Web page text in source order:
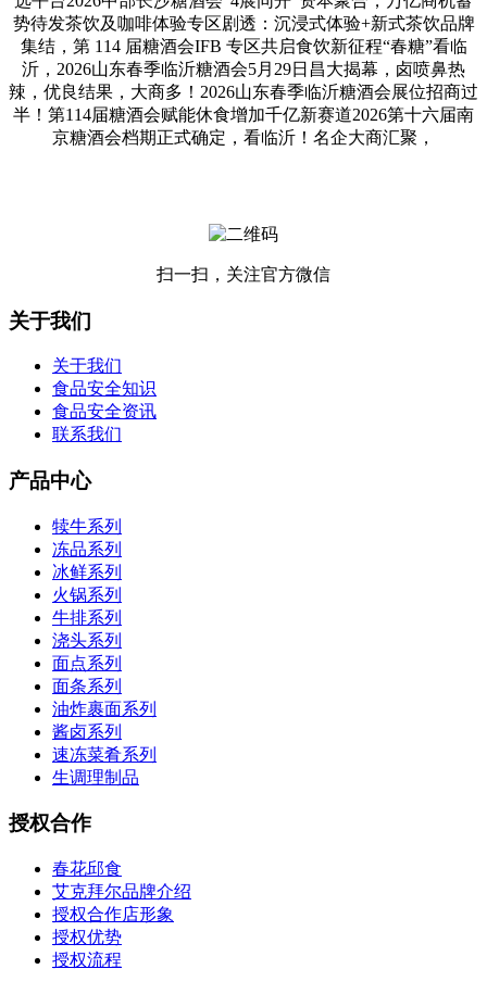
势待发茶饮及咖啡体验专区剧透：沉浸式体验+新式茶饮品牌
集结，第 114 届糖酒会IFB 专区共启食饮新征程“春糖”看临
沂，2026山东春季临沂糖酒会5月29日昌大揭幕，卤喷鼻热
辣，优良结果，大商多！2026山东春季临沂糖酒会展位招商过
半！第114届糖酒会赋能休食增加千亿新赛道2026第十六届南
京糖酒会档期正式确定，看临沂！名企大商汇聚，
扫一扫，关注官方微信
关于我们
关于我们
食品安全知识
食品安全资讯
联系我们
产品中心
犊牛系列
冻品系列
冰鲜系列
火锅系列
牛排系列
浇头系列
面点系列
面条系列
油炸裹面系列
酱卤系列
速冻菜肴系列
生调理制品
授权合作
春花邱食
艾克拜尔品牌介绍
授权合作店形象
授权优势
授权流程